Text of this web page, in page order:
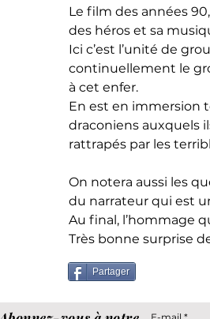
Le film des années
des héros et sa
Ici c’est l’unité de
continuellement le
à cet enfer.
En est en immersion
draconiens auxquels
rattrapés par les
On notera aussi les
du narrateur qui est
Au final, l’hommage
Très bonne surprise
Partager